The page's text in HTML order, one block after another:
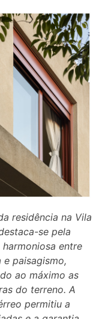
residência na Vila
se pela
entre
paisagismo,
ao máximo as
do terreno. A
permitiu a